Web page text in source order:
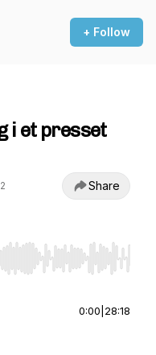
+ Follow
i et presset
Share
Home/End to jump to
0:00 28:18